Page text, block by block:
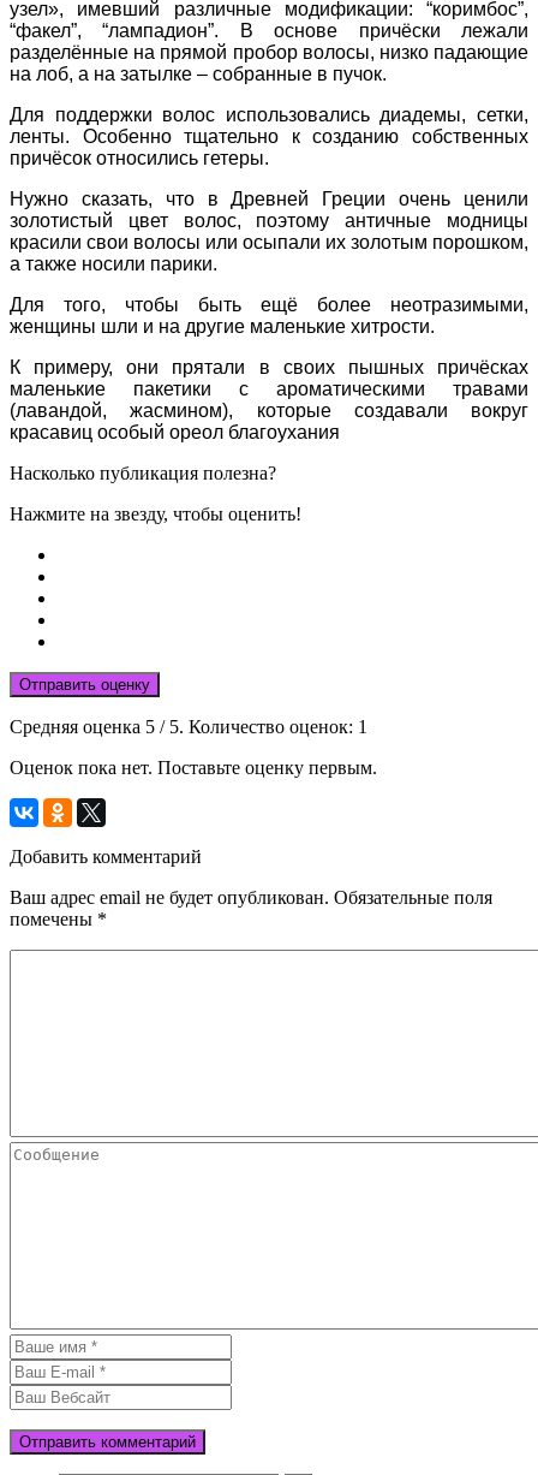
узел», имевший различные модификации: “коримбос”,
“факел”, “лампадион”. В основе причёски лежали
разделённые на прямой пробор волосы, низко падающие
на лоб, а на затылке – собранные в пучок.
Для поддержки волос использовались диадемы, сетки,
ленты. Особенно тщательно к созданию собственных
причёсок относились гетеры.
Нужно сказать, что в Древней Греции очень ценили
золотистый цвет волос, поэтому античные модницы
красили свои волосы или осыпали их золотым порошком,
а также носили парики.
Для того, чтобы быть ещё более неотразимыми,
женщины шли и на другие маленькие хитрости.
К примеру, они прятали в своих пышных причёсках
маленькие пакетики с ароматическими травами
(лавандой, жасмином), которые создавали вокруг
красавиц особый ореол благоухания
Насколько публикация полезна?
Нажмите на звезду, чтобы оценить!
Отправить оценку
Средняя оценка 5 / 5. Количество оценок: 1
Оценок пока нет. Поставьте оценку первым.
Добавить комментарий
Ваш адрес email не будет опубликован. Обязательные поля
помечены *